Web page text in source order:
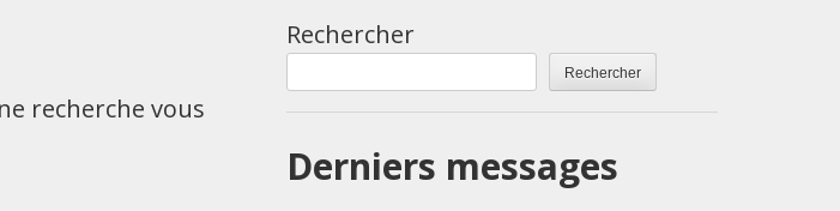
recherche vous
Rechercher
Rechercher
Derniers messages